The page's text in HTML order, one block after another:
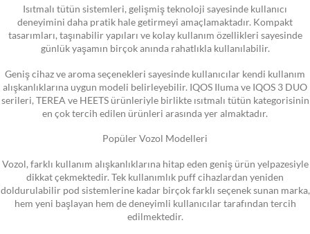
Isıtmalı tütün sistemleri, gelişmiş teknoloji sayesinde kullanıcı
deneyimini daha pratik hale getirmeyi amaçlamaktadır. Kompakt
tasarımları, taşınabilir yapıları ve kolay kullanım özellikleri sayesinde
günlük yaşamın birçok anında rahatlıkla kullanılabilir.
Geniş cihaz ve aroma seçenekleri sayesinde kullanıcılar kendi kullanım
alışkanlıklarına uygun modeli belirleyebilir. IQOS Iluma ve IQOS 3 DUO
serileri, TEREA ve HEETS ürünleriyle birlikte ısıtmalı tütün kategorisinin
en çok tercih edilen ürünleri arasında yer almaktadır.
Popüler Vozol Modelleri
Vozol, farklı kullanım alışkanlıklarına hitap eden geniş ürün yelpazesiyle
dikkat çekmektedir. Tek kullanımlık puff cihazlardan yeniden
doldurulabilir pod sistemlerine kadar birçok farklı seçenek sunan marka,
hem yeni başlayan hem de deneyimli kullanıcılar tarafından tercih
edilmektedir.